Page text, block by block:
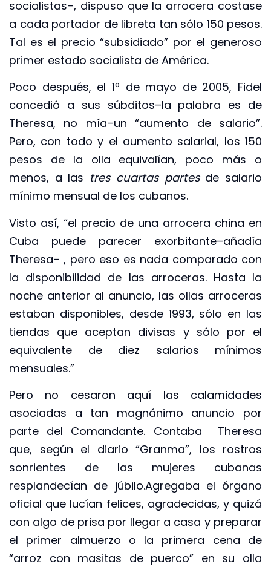
socialistas–, dispuso que la arrocera costase
a cada portador de libreta tan sólo 150 pesos.
Tal es el precio “subsidiado” por el generoso
primer estado socialista de América.
Poco después, el 1º de mayo de 2005, Fidel
concedió a sus súbditos–la palabra es de
Theresa, no mía–un “aumento de salario”.
Pero, con todo y el aumento salarial, los 150
pesos de la olla equivalían, poco más o
menos, a las tres cuartas partesde salario
mínimo mensual de los cubanos.
Visto así, “el precio de una arrocera china en
Cuba puede parecer exorbitante–añadía
Theresa– , pero eso es nada comparado con
la disponibilidad de las arroceras. Hasta la
noche anterior al anuncio, las ollas arroceras
estaban disponibles, desde 1993, sólo en las
tiendas que aceptan divisas y sólo por el
equivalente de diez salarios mínimos
mensuales.”
Pero no cesaron aquí las calamidades
asociadas a tan magnánimo anuncio por
parte del Comandante. Contaba Theresa
que, según el diario “Granma”, los rostros
sonrientes de las mujeres cubanas
resplandecían de júbilo.Agregaba el órgano
oficial que lucían felices, agradecidas, y quizá
con algo de prisa por llegar a casa y preparar
el primer almuerzo o la primera cena de
“arroz con masitas de puerco” en su olla